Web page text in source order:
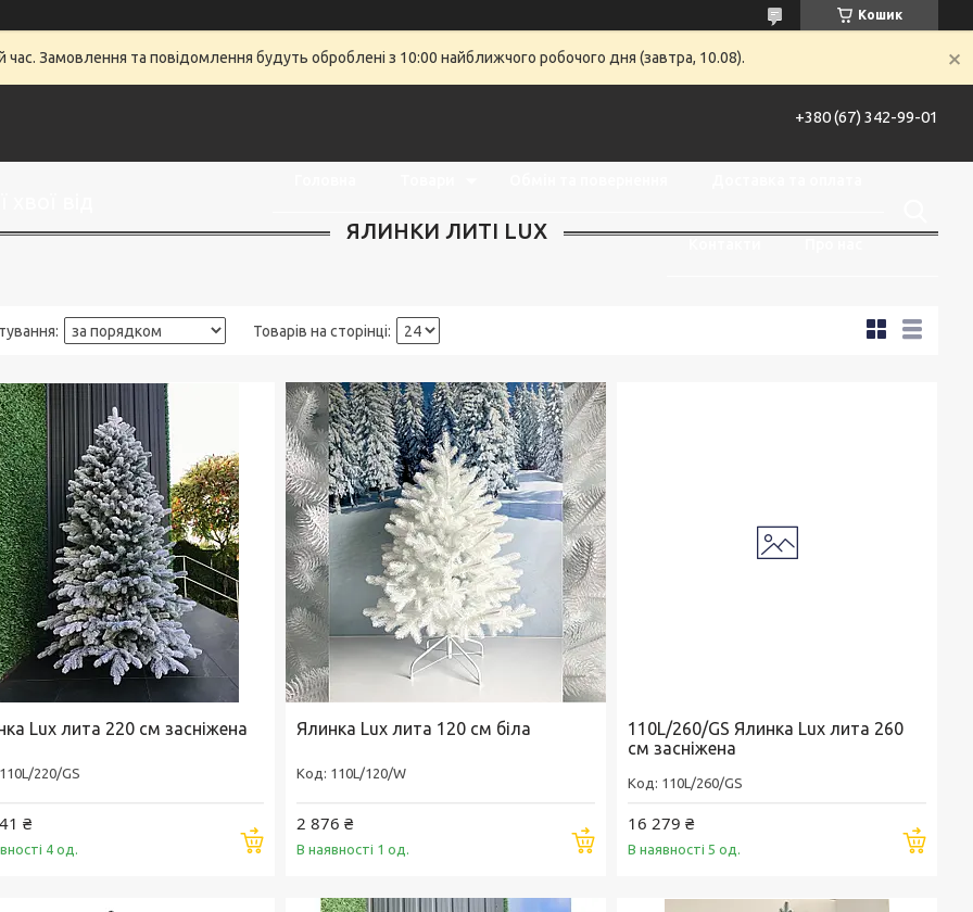
Кошик
час. Замовлення та повідомлення будуть оброблені з 10:00 найближчого робочого дня (завтра, 10.08).
+380 (67) 342-99-01
ЯЛИНКИ ЛИТІ LUX
Lux лита 220 см засніжена
110L/220/GS
₴
4 од. Купити
Ялинка Lux лита 120 см біла
110L/120/W
2 876 ₴
В наявності 1 од. Купити
110L/260/GS Ялинка Lux лита 260
см засніжена
110L/260/GS
16 279 ₴
В наявності 5 од.